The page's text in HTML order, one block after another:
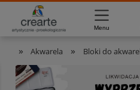
» Akwarela » Bloki do
Masz pytania? 733-012-789